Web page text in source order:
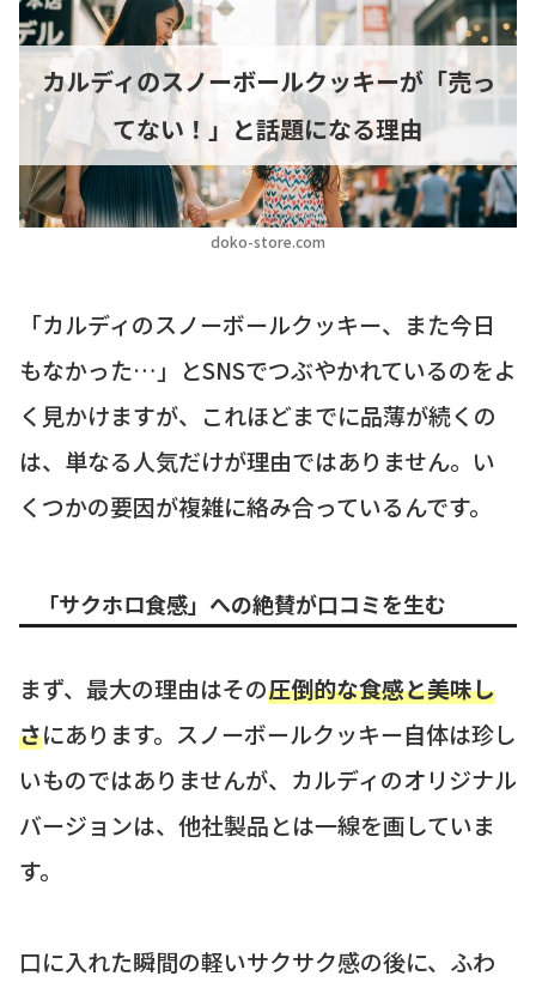
doko-store.com
カルディのスノーボールクッキーが「売っ
てない！」と話題になる理由
「カルディのスノーボールクッキー、また今日
もなかった…」とSNSでつぶやかれているのをよ
く見かけますが、これほどまでに品薄が続くの
は、単なる人気だけが理由ではありません。い
くつかの要因が複雑に絡み合っているんです。
「サクホロ食感」への絶賛が口コミを生む
まず、最大の理由はその圧倒的な食感と美味し
さにあります。スノーボールクッキー自体は珍し
いものではありませんが、カルディのオリジナル
バージョンは、他社製品とは一線を画していま
す。
口に入れた瞬間の軽いサクサク感の後に、ふわ